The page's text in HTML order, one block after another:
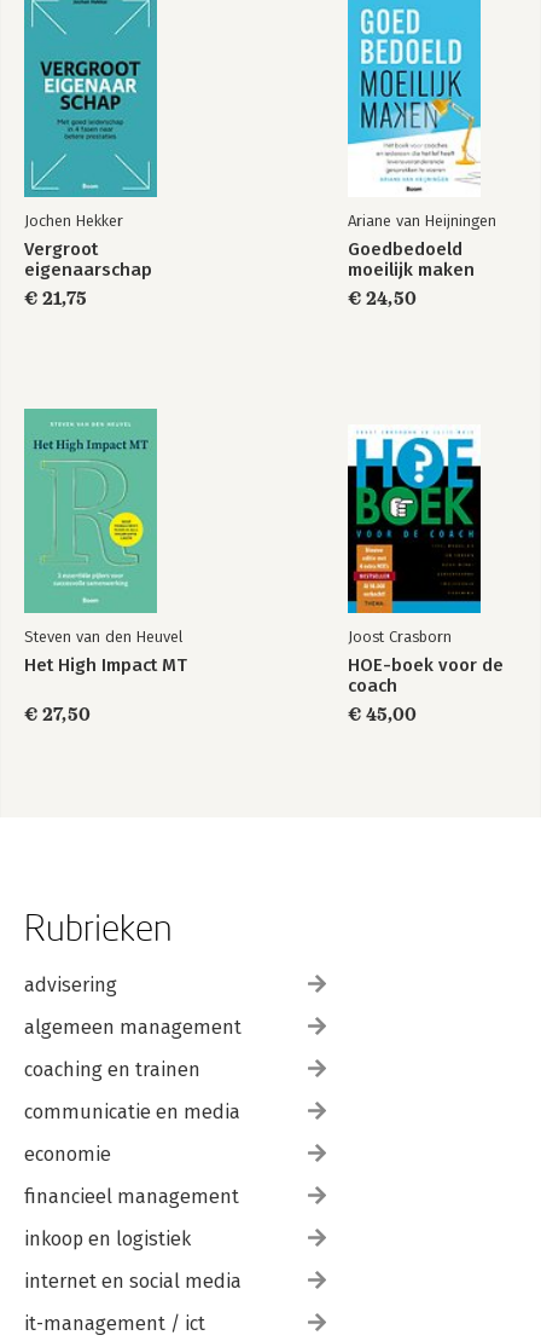
Over de auteur 222
Bijlage 1 Emoties 224
Bijlage 2 Sterkteperspectiefvragen 226
Bijlage 3 Intervisie 228
Overzicht van de oefeningen en technieken 231
Bronnen 233
Jochen Hekker
Vergroot
eigenaarschap
€ 21,75
Ariane van Heijningen
Goedbedoeld
moeilijk maken
€ 24,50
Steven van den Heuvel
Het High Impact MT
€ 27,50
Joost Crasborn
HOE-boek voor de
coach
€ 45,00
Rubrieken
advisering
algemeen management
coaching en trainen
communicatie en media
economie
financieel management
inkoop en logistiek
internet en social media
it-management / ict